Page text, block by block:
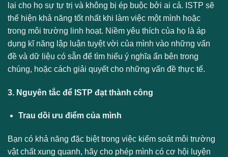
lại cho họ sự tự trị và không bị ép buộc bởi ai cả. ISTP sẽ
thể hiện khả năng tốt nhất khi làm việc một mình hoặc
trong môi trường linh hoạt. Niềm yêu thích của họ là áp
dụng kĩ năng lập luận tuyệt vời của mình vào những vấn
đề và dữ liệu có sẵn để tìm hiểu ý nghĩa ẩn bên trong
chúng, hoặc cách giải quyết cho những vấn đề thực tế.
3. Nguyên tắc để ISTP đạt thành công
Trau dồi ưu điểm của mình
Bạn có khả năng đặc biệt trong việc kiểm soát môi trường
vật chất xung quanh, hãy cho phép mình có cơ hội luyện